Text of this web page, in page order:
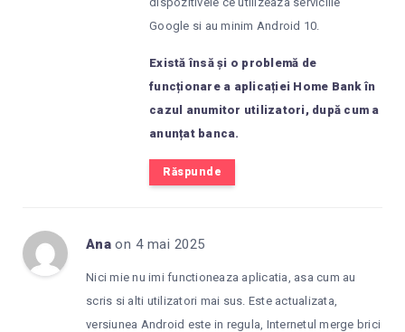
Google si au minim Android 10.
Există însă și o problemă de
funcționare a aplicației Home Bank în
cazul anumitor utilizatori, după cum a
anunțat banca.
Răspunde
Ana on 4 mai 2025
Nici mie nu imi functioneaza aplicatia, asa cum au
scris si alti utilizatori mai sus. Este actualizata,
versiunea Android este in regula, Internetul merge brici